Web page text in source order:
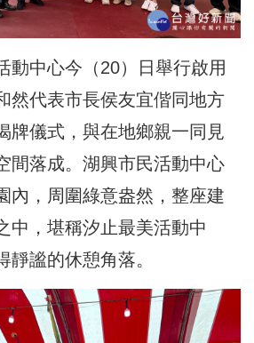
動中心今（20）日舉行啟用
然代表市長侯友宜偕同地方
牌儀式，與在地鄉親一同見
間落成。湖興市民活動中心
內，周圍綠意盎然 ，整座建
中，堪稱汐止最美活動中
靜謐的休憩角落。